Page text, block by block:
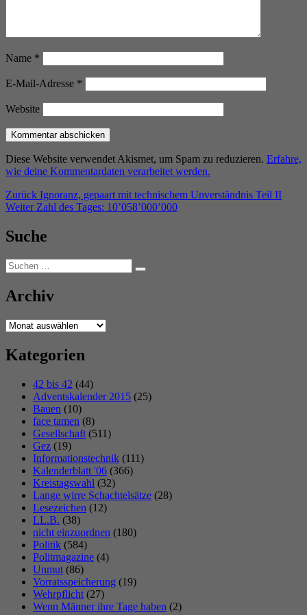
Name *
E-Mail-Adresse *
Website
Diese Website verwendet Akismet, um Spam zu reduzieren. Erfahre,
wie deine Kommentardaten verarbeitet werden.
Beitragsnavigation
Zurück Vorheriger
Beitrag:
Ignoranz, gepaart mit technischem Unverständnis Teil II
Weiter Nächster
Zahl des Tages: 10’058’000’000
Suche
Suchen
nach:
Suchen
Archiv
Archiv
Kategorien
42 bis 42 (44)
Adventskalender 2015 (25)
Bauen (10)
face tamen (8)
Gesellschaft (511)
Gez (19)
Informationstechnik (111)
Kalenderblatt '06 (366)
Kreistagswahl (32)
Lange wirre Schachtelsätze (28)
Lesezeichen (12)
LL.B. (38)
nicht einzuordnen (180)
Politik (584)
Politmagazine (4)
Unmut (86)
Vorratsspeicherung (19)
Wehrpflicht (27)
Wenn Männer ihre Tage haben (2)